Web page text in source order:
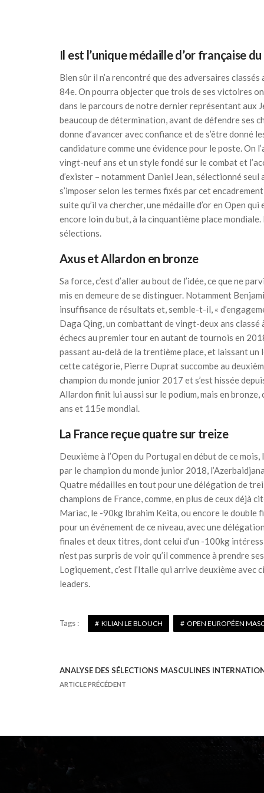
Il est l’unique médaille d’or française
Bien sûr il n’a rencontré que des adversaires
84e. On pourra objecter que trois de ses victoires
dans le parcours de notre dernier représentant aux
beaucoup de détermination, avant de défendre ses
donne d’avancer avec confiance et de s’être donné
candidature comme une évidence pour le poste. On
vingt-neuf ans et un style fondé sur le combat et
d’exister – notamment Daniel Jean, sélectionné
s’imposer selon les termes fixés par cet
suite qu’il va chercher, une médaille d’or en Open
encore loin du but, à la cinquantième place
sélections.
Axus et Allardon en bronze
Sa force, c’est d’aller au bout de l’idée, ce que ne
mis en demeure de se distinguer. Notamment
insuffisance de résultats et, semble-t-il, «
Daga Qing, un combattant de vingt-deux ans
échecs au premier tour en autant de tournois en
passant au-delà de la trentième place, et laissant un
cette catégorie, Pierre Duprat succombe au
champion du monde junior 2017 et s’est hissée
Allardon finit lui aussi sur le podium, mais en
ans et 115e mondial.
La France reçue quatre sur treize
Deuxième à l’Open du Portugal en début de ce
par le champion du monde junior 2018,
Quatre médailles en tout pour une délégation de
champions de France, comme, en plus de ceux
Mariac, le -90kg Ibrahim Keita, ou encore le double
pour un événement de ce niveau, avec une
finales et deux titres, dont celui d’un -100kg
n’est pas surpris de voir qu’il commence à prendre
Logiquement, c’est l’Italie qui arrive deuxième
leaders.
Tags : KILIAN LE BLOUCH OPEN EUROPÉEN
N
i
ANALYSE DES SÉLECTIONS MASCULINES
ARTICLE PRÉCÉDENT